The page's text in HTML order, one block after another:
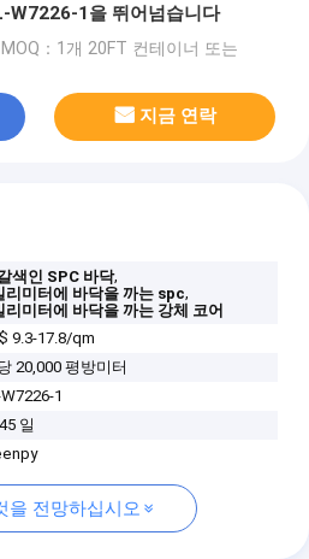
W7226-1을 뛰어넘습니다
MOQ：1개 20FT 컨테이너 또는
지금 연락
색인 SPC 바닥,
리미터에 바닥을 까는 spc,
리미터에 바닥을 까는 강체 코어
9.3-17.8/qm
20,000 평방미터
1
일
을 전망하십시오